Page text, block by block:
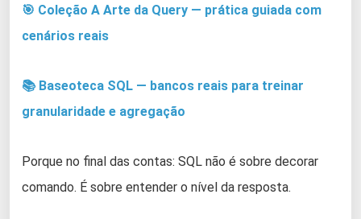
🎯 Coleção A Arte da Query — prática guiada com
cenários reais
📚 Baseoteca SQL — bancos reais para treinar
granularidade e agregação
Porque no final das contas: SQL não é sobre decorar
comando. É sobre entender o nível da resposta.